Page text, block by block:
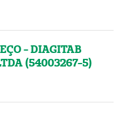
- DIAGITAB
(54003267-5)